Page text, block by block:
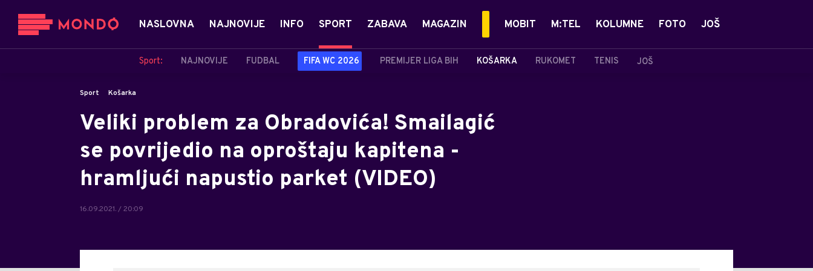
NASLOVNA NAJNOVIJE INFO SPORT
Sport: NAJNOVIJE FUDBAL FIFA WC 2026 PREMIJER LIGA BIH KOŠARKA RUKOMET TENIS JOŠ
ZABAVA MAGAZIN MOBIT M:TEL KOLUMNE FOTO JOŠ
Sport Košarka
Veliki problem za Obradovića! Smailagić
se povrijedio na oproštaju kapitena -
hramljući napustio parket (VIDEO)
16.09.2021. / 20:09